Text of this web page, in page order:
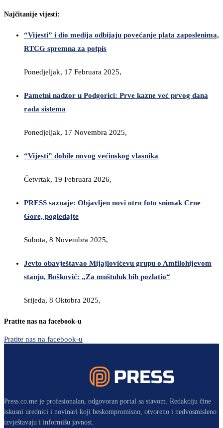
Najčitanije vijesti:
“Vijesti” i dio medija odbijaju povećanje plata zaposlenima,
RTCG spremna za potpis
Ponedjeljak, 17 Februara 2025,
Pametni nadzor u Podgorici: Prve kazne već prvog dana
rada sistema
Ponedjeljak, 17 Novembra 2025,
“Vijesti” dobile novog većinskog vlasnika
Četvrtak, 19 Februara 2026,
PRESS saznaje: Objavljen novi otro foto snimak Crne
Gore, pogledajte
Subota, 8 Novembra 2025,
Jevto obavještavao Mijajlovićevu grupu o Amfilohijevom
stanju, Bošković: „Za muštuluk bih pozlatio“
Srijeda, 8 Oktobra 2025,
Pratite nas na facebook-u
Pratite nas na facebook-u
Press.co.me je profesionalan, odgovoran portal sa stavom. Redakciju čine
iskusni urednici i novinari koji beskompromisno, otvoreno i nedvosmisleno
izvještavaju i informišu javnost.